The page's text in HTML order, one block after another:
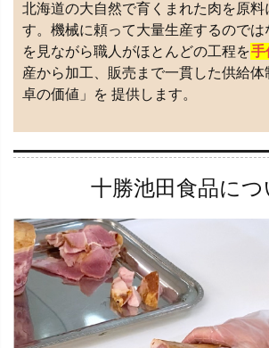
北海道の大自然で育くまれた肉を原料
す。機械に頼って大量生産するので
を見ながら職人がほとんどの工程を手
産から加工、販売まで一貫した供給体
卓の価値」を 提供します。
十勝池田食品につ